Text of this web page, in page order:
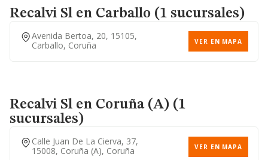
Recalvi Sl en Carballo (1 sucursales)
Avenida Bertoa, 20, 15105,
Carballo, Coruña
VER EN MAPA
Recalvi Sl en Coruña (A) (1
sucursales)
Calle Juan De La Cierva, 37,
15008, Coruña (a), Coruña
VER EN MAPA